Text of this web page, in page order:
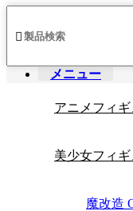
メニュー
アニメフィギ
美少女フィ
魔改造